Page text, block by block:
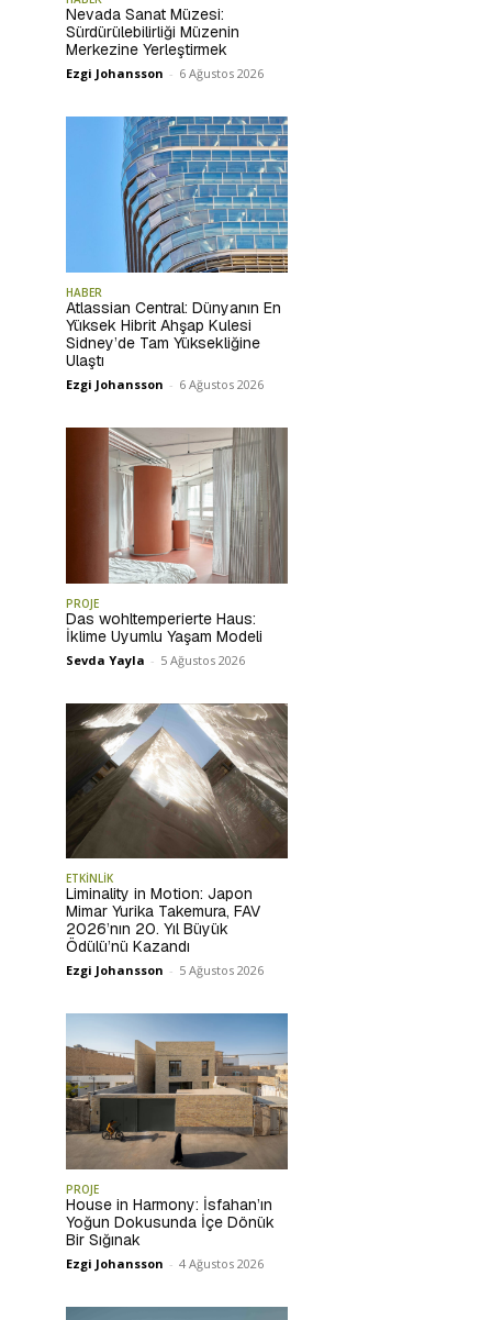
Nevada Sanat Müzesi:
Sürdürülebilirliği Müzenin
Merkezine Yerleştirmek
Ezgi Johansson - 6 Ağustos 2026
HABER
Atlassian Central: Dünyanın En
Yüksek Hibrit Ahşap Kulesi
Sidney’de Tam Yüksekliğine
Ulaştı
Ezgi Johansson - 6 Ağustos 2026
PROJE
Das wohltemperierte Haus:
İklime Uyumlu Yaşam Modeli
Sevda Yayla - 5 Ağustos 2026
ETKİNLİK
Liminality in Motion: Japon
Mimar Yurika Takemura, FAV
2026’nın 20. Yıl Büyük
Ödülü’nü Kazandı
Ezgi Johansson - 5 Ağustos 2026
PROJE
House in Harmony: İsfahan’ın
Yoğun Dokusunda İçe Dönük
Bir Sığınak
Ezgi Johansson - 4 Ağustos 2026